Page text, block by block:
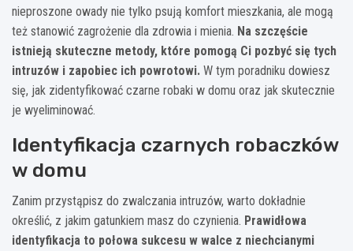
nieproszone owady nie tylko psują komfort mieszkania, ale mogą
też stanowić zagrożenie dla zdrowia i mienia. Na szczęście
istnieją skuteczne metody, które pomogą Ci pozbyć się tych
intruzów i zapobiec ich powrotowi. W tym poradniku dowiesz
się, jak zidentyfikować czarne robaki w domu oraz jak skutecznie
je wyeliminować.
Identyfikacja czarnych robaczków
w domu
Zanim przystąpisz do zwalczania intruzów, warto dokładnie
określić, z jakim gatunkiem masz do czynienia. Prawidłowa
identyfikacja to połowa sukcesu w walce z niechcianymi